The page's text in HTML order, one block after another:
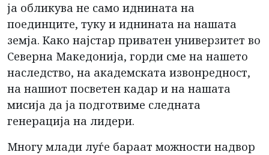
ја обликува не само иднината на
поединците, туку и иднината на нашата
земја. Како најстар приватен универзитет во
Северна Македонија, горди сме на нашето
наследство, на академската извонредност,
на нашиот посветен кадар и на нашата
мисија да ја подготвиме следната
генерација на лидери.
Многу млади луѓе бараат можности надвор